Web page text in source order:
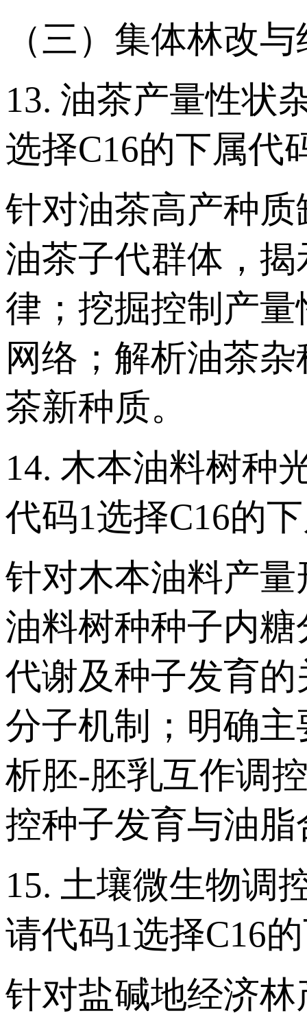
（三）集体林改
13. 油茶产量性状
选择C16的下属代
针对油茶高产种
油茶子代群体，
律；挖掘控制产
网络；解析油茶
茶新种质。
14. 木本油料树种
代码1选择C16的
针对木本油料产
油料树种种子内
代谢及种子发育
分子机制；明确
析胚-胚乳互作调
控种子发育与油
15. 土壤微生物调
请代码1选择C16
针对盐碱地经济